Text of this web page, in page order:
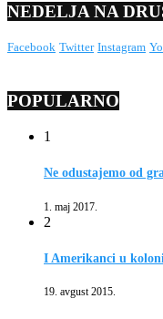
NEDELJA NA
Facebook Twitter Instagram
POPULARNO
1
Ne odustajemo od
1. maj 2017.
2
I Amerikanci u
19. avgust 2015.